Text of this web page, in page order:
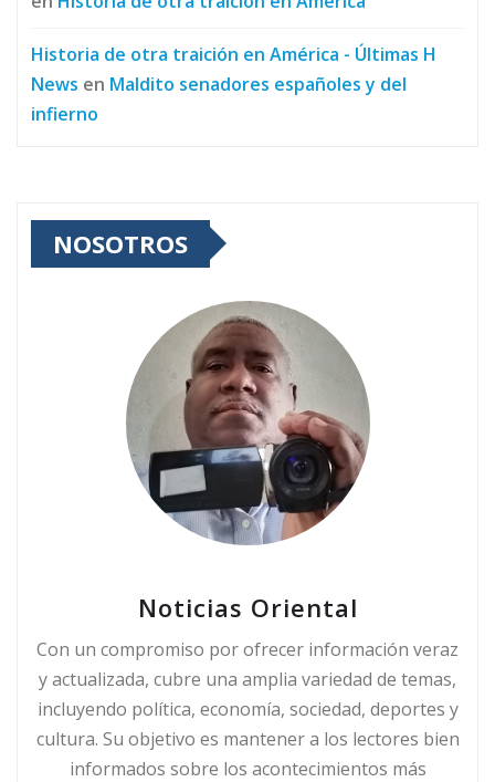
Historia de otra traición en América - Últimas H
News en Maldito senadores españoles y del
infierno
NOSOTROS
Noticias Oriental
Con un compromiso por ofrecer información veraz
y actualizada, cubre una amplia variedad de temas,
incluyendo política, economía, sociedad, deportes y
cultura. Su objetivo es mantener a los lectores bien
informados sobre los acontecimientos más